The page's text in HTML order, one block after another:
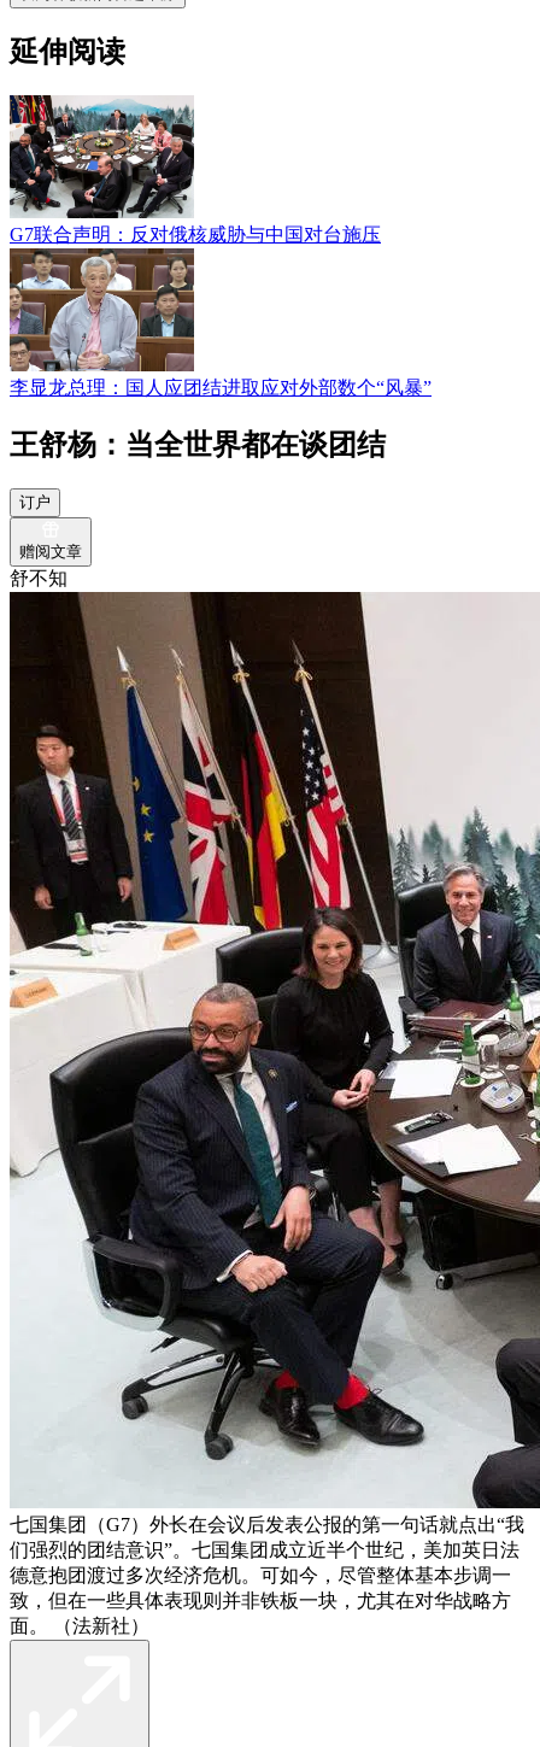
延伸阅读
G7联合声明：反对俄核威胁与中国对台施压
李显龙总理：国人应团结进取应对外部数个“风暴”
王舒杨：当全世界都在谈团结
订户
赠阅文章
舒不知
七国集团（G7）外长在会议后发表公报的第一句话就点出“我
们强烈的团结意识”。七国集团成立近半个世纪，美加英日法
德意抱团渡过多次经济危机。可如今，尽管整体基本步调一
致，但在一些具体表现则并非铁板一块，尤其在对华战略方
面。 （法新社）